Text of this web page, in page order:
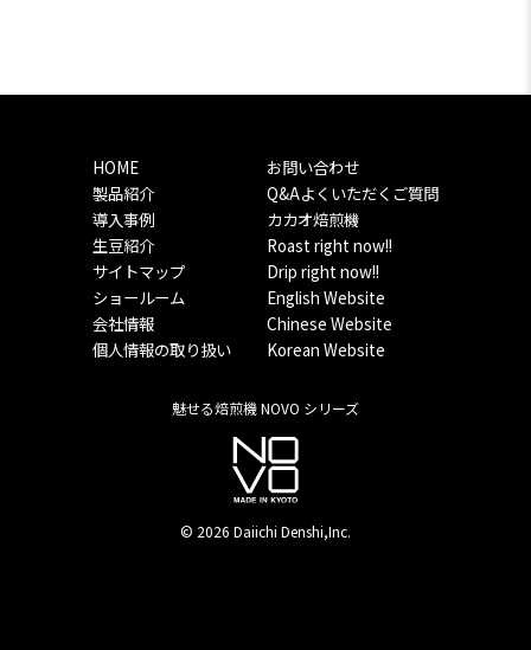
HOME
製品紹介
導入事例
生豆紹介
サイトマップ
ショールーム
会社情報
個人情報の取り扱い
お問い合わせ
Q&Aよくいただくご質問
カカオ焙煎機
Roast right now!!
Drip right now!!
English Website
Chinese Website
Korean Website
魅せる焙煎機 NOVO シリーズ
© 2026 Daiichi Denshi,Inc.